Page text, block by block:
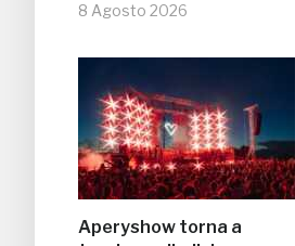
8 Agosto 2026
Aperyshow torna a